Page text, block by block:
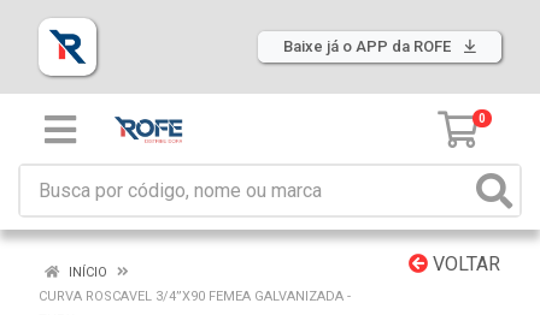
Baixe já o APP da ROFE
0
VOLTAR
INÍCIO
CURVA ROSCAVEL 3/4”X90 FEMEA GALVANIZADA -